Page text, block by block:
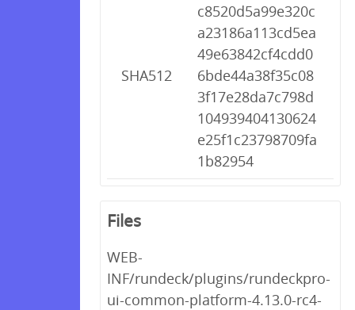
SHA512
c8520d5a99e320c
a23186a113cd5ea
49e63842cf4cdd0
6bde44a38f35c08
3f17e28da7c798d
104939404130624
e25f1c23798709fa
1b82954
Files
WEB-
INF/rundeck/plugins/rundeckpro-
ui-common-platform-4.13.0-rc4-